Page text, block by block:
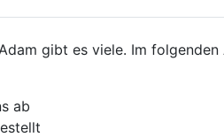
gibt es viele. Im
ab